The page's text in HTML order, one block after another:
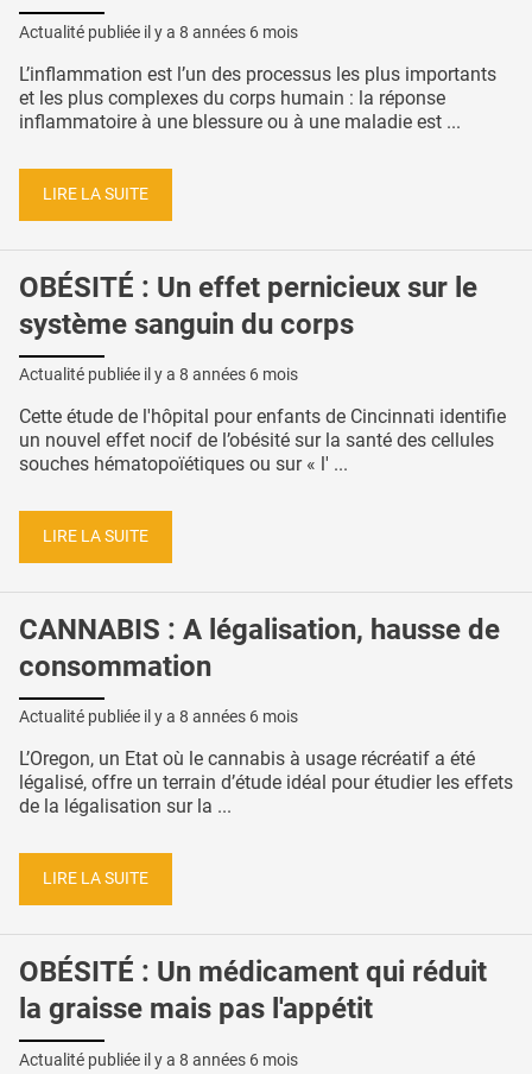
Actualité publiée il y a 8 années 6 mois
L’inflammation est l’un des processus les plus importants
et les plus complexes du corps humain : la réponse
inflammatoire à une blessure ou à une maladie est ...
LIRE LA SUITE
OBÉSITÉ : Un effet pernicieux sur le
système sanguin du corps
Actualité publiée il y a 8 années 6 mois
Cette étude de l'hôpital pour enfants de Cincinnati identifie
un nouvel effet nocif de l’obésité sur la santé des cellules
souches hématopoïétiques ou sur « l' ...
LIRE LA SUITE
CANNABIS : A légalisation, hausse de
consommation
Actualité publiée il y a 8 années 6 mois
L’Oregon, un Etat où le cannabis à usage récréatif a été
légalisé, offre un terrain d’étude idéal pour étudier les effets
de la légalisation sur la ...
LIRE LA SUITE
OBÉSITÉ : Un médicament qui réduit
la graisse mais pas l'appétit
Actualité publiée il y a 8 années 6 mois